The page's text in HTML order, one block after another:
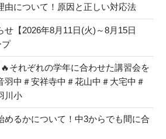
由について！原因と正しい対応法
せ【2026年8月11日(火)～8月15日
プ
それぞれの学年に合わせた講習会を
羽中＃安祥寺中＃花山中＃大宅中＃
川小
めるかについて！中3からでも間に合